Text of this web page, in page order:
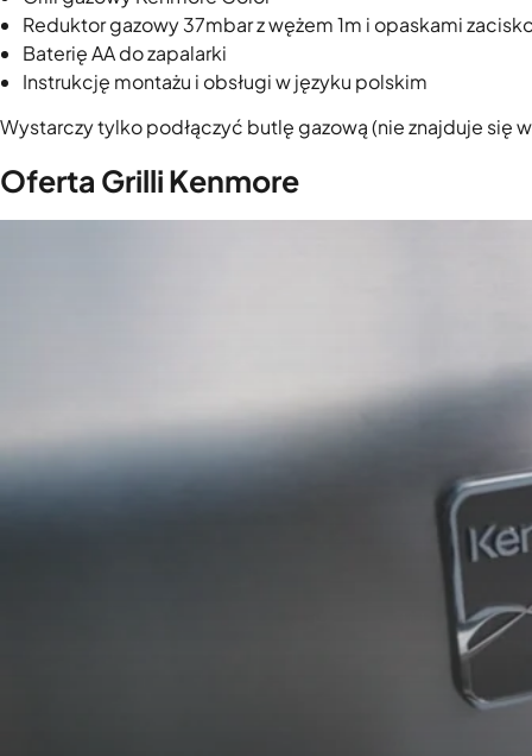
Reduktor gazowy 37mbar z wężem 1m i opaskami
Baterię AA do zapalarki
Instrukcję montażu i obsługi w języku polskim
Wystarczy tylko podłączyć butlę gazową (nie znajduje się
Oferta Grilli Kenmore